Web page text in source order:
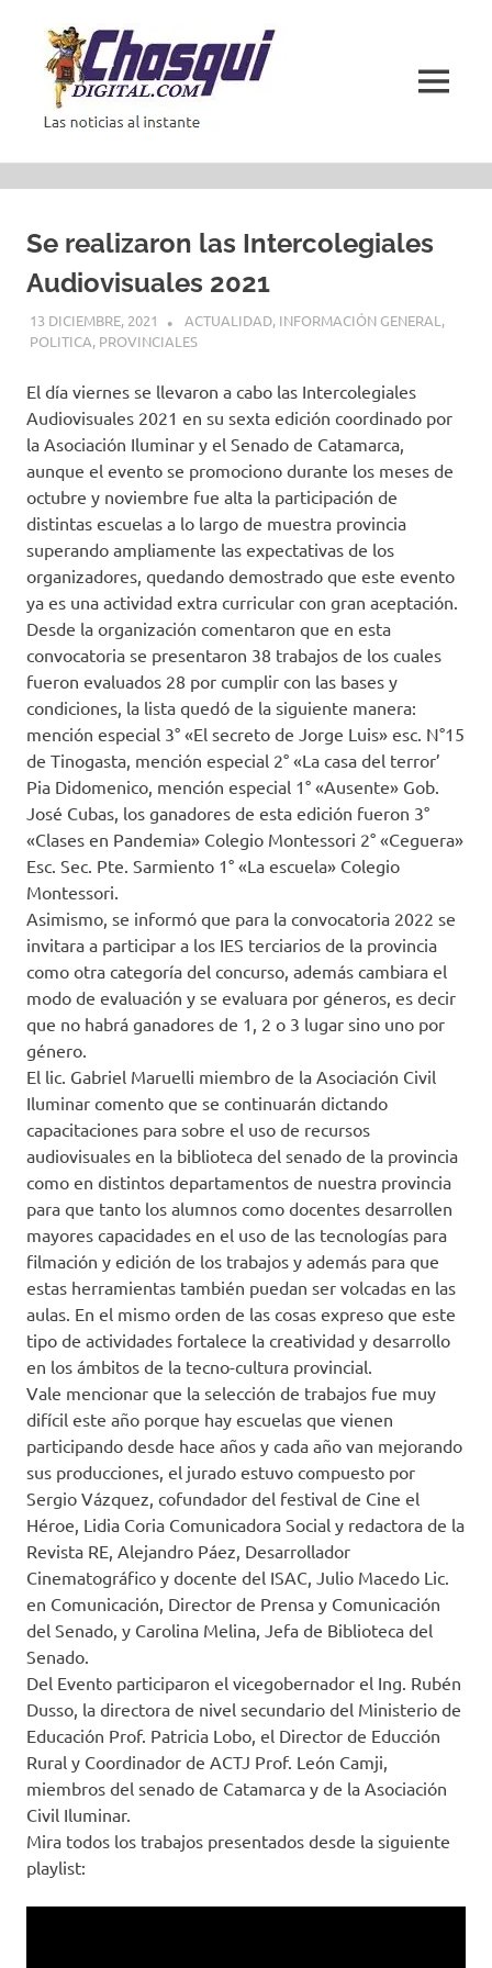
contenido
MENÚ
Se realizaron las Intercolegiales
Audiovisuales 2021
13 DICIEMBRE, 2021 ACTUALIDAD, INFORMACIÓN GENERAL ,
POLITICA, PROVINCIALES
El día viernes se llevaron a cabo las Intercolegiales
Audiovisuales 2021 en su sexta edición coordinado por
la Asociación Iluminar y el Senado de Catamarca,
aunque el evento se promociono durante los meses de
octubre y noviembre fue alta la participación de
distintas escuelas a lo largo de muestra provincia
superando ampliamente las expectativas de los
organizadores, quedando demostrado que este evento
ya es una actividad extra curricular con gran aceptación.
Desde la organización comentaron que en esta
convocatoria se presentaron 38 trabajos de los cuales
fueron evaluados 28 por cumplir con las bases y
condiciones, la lista quedó de la siguiente manera:
mención especial 3° «El secreto de Jorge Luis» esc. N°15
de Tinogasta, mención especial 2° «La casa del terror’
Pia Didomenico, mención especial 1° «Ausente» Gob.
José Cubas, los ganadores de esta edición fueron 3°
«Clases en Pandemia» Colegio Montessori 2° «Ceguera»
Esc. Sec. Pte. Sarmiento 1° «La escuela» Colegio
Montessori.
Asimismo, se informó que para la convocatoria 2022 se
invitara a participar a los IES terciarios de la provincia
como otra categoría del concurso, además cambiara el
modo de evaluación y se evaluara por géneros, es decir
que no habrá ganadores de 1, 2 o 3 lugar sino uno por
género.
El lic. Gabriel Maruelli miembro de la Asociación Civil
Iluminar comento que se continuarán dictando
capacitaciones para sobre el uso de recursos
audiovisuales en la biblioteca del senado de la provincia
como en distintos departamentos de nuestra provincia
para que tanto los alumnos como docentes desarrollen
mayores capacidades en el uso de las tecnologías para
filmación y edición de los trabajos y además para que
estas herramientas también puedan ser volcadas en las
aulas. En el mismo orden de las cosas expreso que este
tipo de actividades fortalece la creatividad y desarrollo
en los ámbitos de la tecno-cultura provincial.
Vale mencionar que la selección de trabajos fue muy
difícil este año porque hay escuelas que vienen
participando desde hace años y cada año van mejorando
sus producciones, el jurado estuvo compuesto por
Sergio Vázquez, cofundador del festival de Cine el
Héroe, Lidia Coria Comunicadora Social y redactora de la
Revista RE, Alejandro Páez, Desarrollador
Cinematográfico y docente del ISAC, Julio Macedo Lic.
en Comunicación, Director de Prensa y Comunicación
del Senado, y Carolina Melina, Jefa de Biblioteca del
Senado.
Del Evento participaron el vicegobernador el Ing. Rubén
Dusso, la directora de nivel secundario del Ministerio de
Educación Prof. Patricia Lobo, el Director de Educción
Rural y Coordinador de ACTJ Prof. León Camji,
miembros del senado de Catamarca y de la Asociación
Civil Iluminar.
Mira todos los trabajos presentados desde la siguiente
playlist: